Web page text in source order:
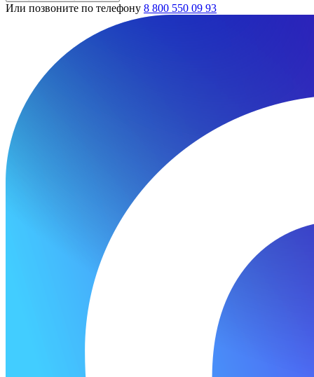
Или позвоните по телефону 8 800 550 09 93